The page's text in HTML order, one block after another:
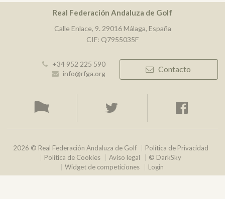
Real Federación Andaluza de Golf
Calle Enlace, 9. 29016 Málaga, España
CIF: Q7955035F
+34 952 225 590
info@rfga.org
Contacto
2026 © Real Federación Andaluza de Golf
Política de Privacidad
Política de Cookies
Aviso legal
© DarkSky
Widget de competiciones
Login